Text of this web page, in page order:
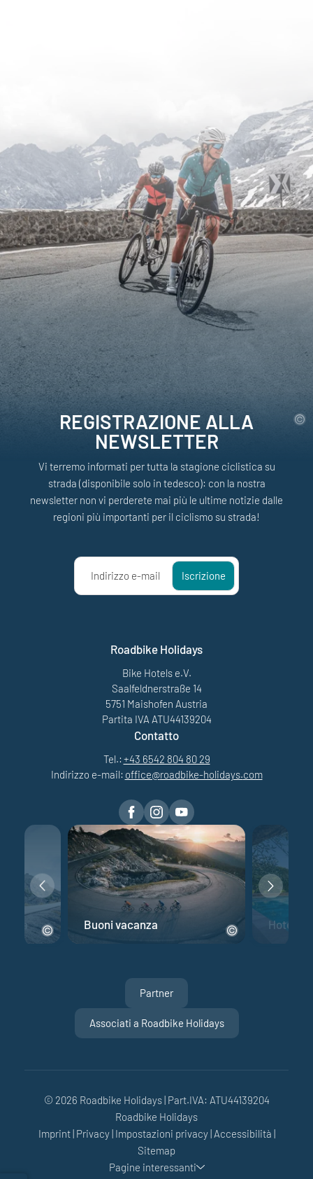
REGISTRAZIONE ALLA
NEWSLETTER
Vi terremo informati per tutta la stagione ciclistica su
strada (disponibile solo in tedesco): con la nostra
newsletter non vi perderete mai più le ultime notizie dalle
regioni più importanti per il ciclismo su strada!
Indirizzo e-mail Iscrizione
Roadbike Holidays
Bike Hotels e.V.
Saalfeldnerstraße 14
5751 Maishofen Austria
Partita IVA ATU44139204
Contatto
Tel.: +43 6542 804 80 29
Indirizzo e-mail: office@roadbike-holidays.com
Buoni vacanza Hotel
Partner
Associati a Roadbike Holidays
© 2026 Roadbike Holidays| Part.IVA: ATU44139204
Roadbike Holidays
Imprint| Privacy| Impostazioni privacy| Accessibilità |
Sitemap
Pagine interessanti